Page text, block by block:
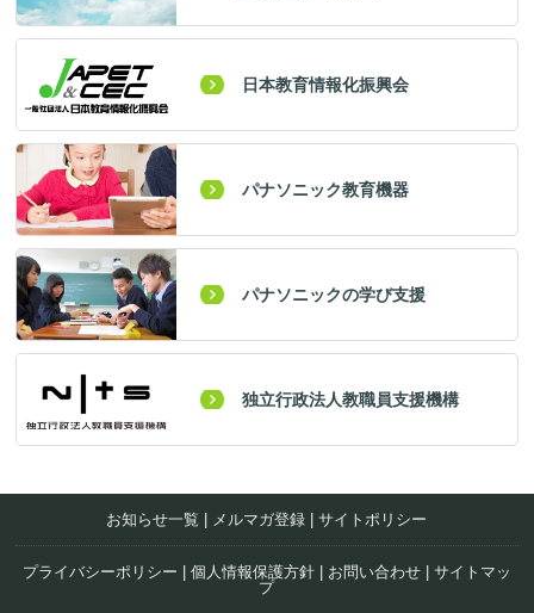
日本教育情報化振興会
パナソニック教育機器
パナソニックの学び支援
独立行政法人教職員支援機構
お知らせ一覧 メルマガ登録 |サイトポリシー
プライバシーポリシー 個人情報保護方針| お問い合わせ| サイトマッ
プ